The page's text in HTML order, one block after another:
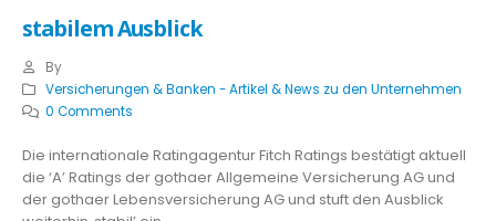
stabilem Ausblick
By
Versicherungen & Banken - Artikel & News zu den Unternehmen
0 Comments
Die internationale Ratingagentur Fitch Ratings bestätigt aktuell
die ‘A’ Ratings der gothaer Allgemeine Versicherung AG und
der gothaer Lebensversicherung AG und stuft den Ausblick